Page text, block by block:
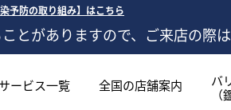
染予防の取り組み】はこちら
とがありますので、ご来店の際
サービス一覧 全国の店舗案内
バ